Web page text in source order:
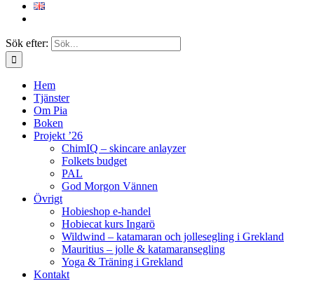
Sök efter:
Hem
Tjänster
Om Pia
Boken
Projekt ’26
ChimIQ – skincare anlayzer
Folkets budget
PAL
God Morgon Vännen
Övrigt
Hobieshop e-handel
Hobiecat kurs Ingarö
Wildwind – katamaran och jollesegling i Grekland
Mauritius – jolle & katamaransegling
Yoga & Träning i Grekland
Kontakt